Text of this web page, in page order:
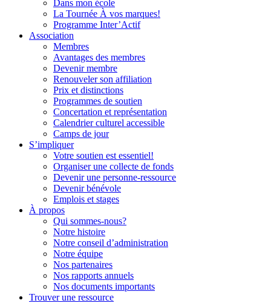
Dans mon école
La Tournée À vos marques!
Programme Inter’Actif
Association
Membres
Avantages des membres
Devenir membre
Renouveler son affiliation
Prix et distinctions
Programmes de soutien
Concertation et représentation
Calendrier culturel accessible
Camps de jour
S’impliquer
Votre soutien est essentiel!
Organiser une collecte de fonds
Devenir une personne-ressource
Devenir bénévole
Emplois et stages
À propos
Qui sommes-nous?
Notre histoire
Notre conseil d’administration
Notre équipe
Nos partenaires
Nos rapports annuels
Nos documents importants
Trouver une ressource